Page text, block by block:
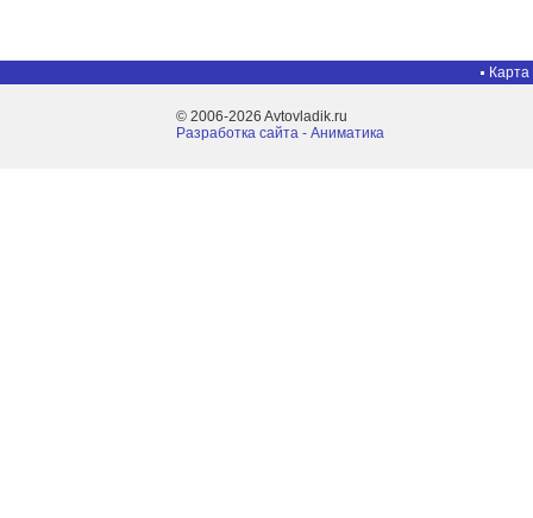
Карта
© 2006-2026 Avtovladik.ru
Разработка сайта - Aниматика